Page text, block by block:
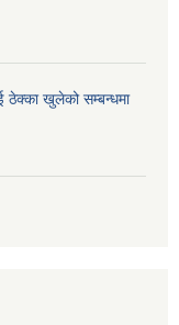
ठेक्का खुलेको सम्बन्धमा